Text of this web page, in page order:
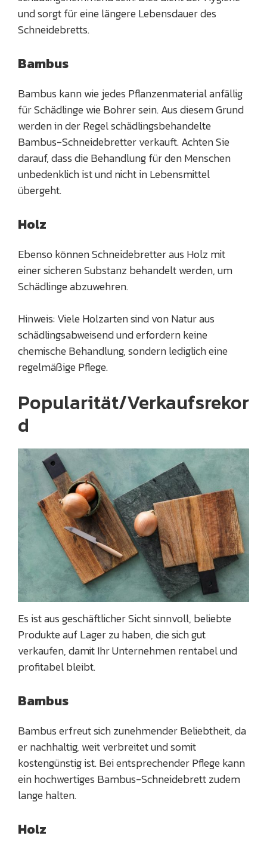
und sorgt für eine längere Lebensdauer des
Schneidebretts.
Bambus
Bambus kann wie jedes Pflanzenmaterial anfällig
für Schädlinge wie Bohrer sein. Aus diesem Grund
werden in der Regel schädlingsbehandelte
Bambus-Schneidebretter verkauft. Achten Sie
darauf, dass die Behandlung für den Menschen
unbedenklich ist und nicht in Lebensmittel
übergeht.
Holz
Ebenso können Schneidebretter aus Holz mit
einer sicheren Substanz behandelt werden, um
Schädlinge abzuwehren.
Hinweis: Viele Holzarten sind von Natur aus
schädlingsabweisend und erfordern keine
chemische Behandlung, sondern lediglich eine
regelmäßige Pflege.
Popularität/Verkaufsrekor
d
Es ist aus geschäftlicher Sicht sinnvoll, beliebte
Produkte auf Lager zu haben, die sich gut
verkaufen, damit Ihr Unternehmen rentabel und
profitabel bleibt.
Bambus
Bambus erfreut sich zunehmender Beliebtheit, da
er nachhaltig, weit verbreitet und somit
kostengünstig ist. Bei entsprechender Pflege kann
ein hochwertiges Bambus-Schneidebrett zudem
lange halten.
Holz